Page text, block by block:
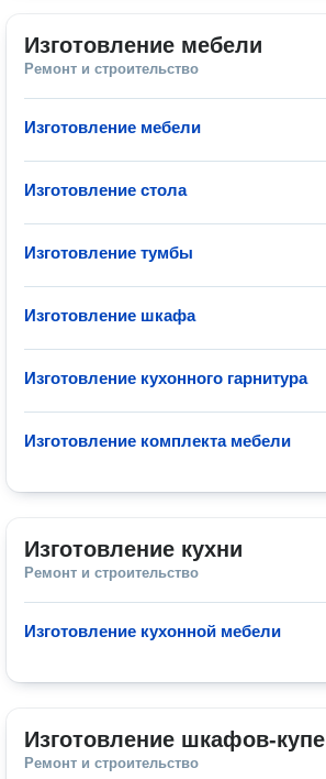
Изготовление мебели
Ремонт и строительство
Изготовление мебели
Изготовление стола
Изготовление тумбы
Изготовление шкафа
Изготовление кухонного гарнитура
Изготовление комплекта мебели
Изготовление кухни
Ремонт и строительство
Изготовление кухонной мебели
Изготовление шкафов-купе
Ремонт и строительство